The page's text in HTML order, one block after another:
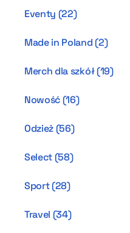
Eventy (22)
Made in Poland(2)
Merch dla szkół(19)
Nowość(16)
Odzież(56)
Select(58)
Sport(28)
Travel (34)